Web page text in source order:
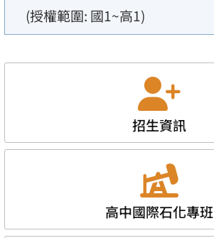
(授權範圍: 國1~高1)
招生資訊
高中國際石化專班